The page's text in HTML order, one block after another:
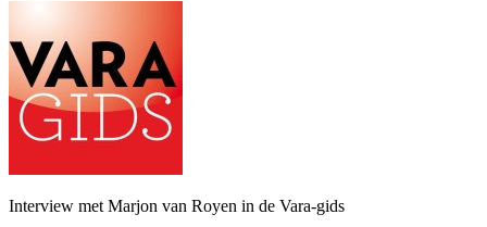
Interview met Marjon van Royen in de Vara-gids